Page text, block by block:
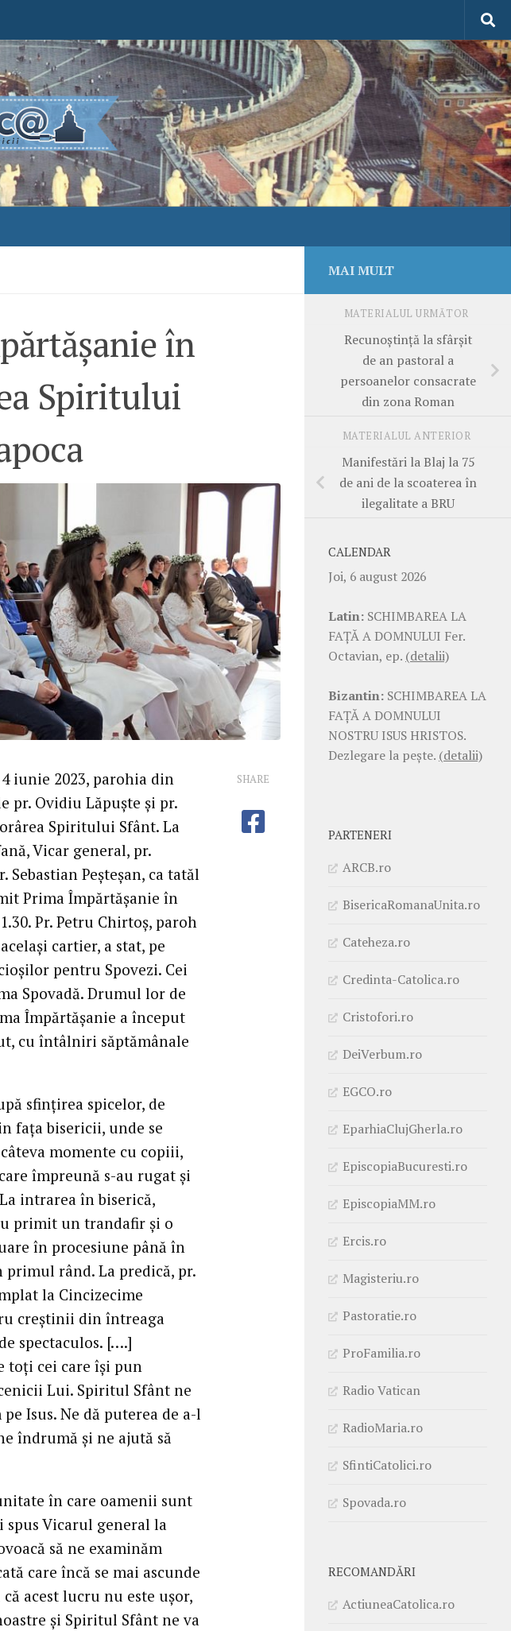
în
Spiritului
iunie 2023, parohia din
pr. Ovidiu Lăpuște și pr.
Spiritului Sfânt. La
Vicar general, pr.
Peșteșan, ca tatăl
Prima Împărtășanie în
Pr. Petru Chirtoș, paroh
cartier, a stat, pe
pentru Spovezi. Cei
Spovadă. Drumul lor de
Împărtășanie a început
cu întâlniri săptămânale
sfințirea spicelor, de
fața bisericii, unde se
momente cu copiii,
împreună s-au rugat și
intrarea în biserică,
primit un trandafir și o
în procesiune până în
rând. La predică, pr.
la Cincizecime
creștinii din întreaga
spectaculos. [….]
toți cei care își pun
Lui. Spiritul Sfânt ne
Isus. Ne dă puterea de a-l
îndrumă și ne ajută să
în care oamenii sunt
spus Vicarul general la
să ne examinăm
care încă se mai ascunde
acest lucru nu este ușor,
și Spiritul Sfânt ne va
SHARE
MAI MULT
MATERIALUL URMĂTOR
Recunoștință la sfârșit
de an pastoral a
persoanelor consacrate
din zona Roman
MATERIALUL ANTERIOR
Manifestări la Blaj la 75
de ani de la scoaterea în
ilegalitate a BRU
CALENDAR
Joi, 6 august 2026
Latin: SCHIMBAREA LA
FAŢĂ A DOMNULUI Fer.
Octavian, ep. (detalii)
Bizantin: SCHIMBAREA LA
FAŢĂ A DOMNULUI
NOSTRU ISUS HRISTOS.
Dezlegare la pește. (detalii)
PARTENERI
ARCB.ro
BisericaRomanaUnita.ro
Cateheza.ro
Credinta-Catolica.ro
Cristofori.ro
DeiVerbum.ro
EGCO.ro
EparhiaClujGherla.ro
EpiscopiaBucuresti.ro
EpiscopiaMM.ro
Ercis.ro
Magisteriu.ro
Pastoratie.ro
ProFamilia.ro
Radio Vatican
RadioMaria.ro
SfintiCatolici.ro
Spovada.ro
RECOMANDĂRI
ActiuneaCatolica.ro